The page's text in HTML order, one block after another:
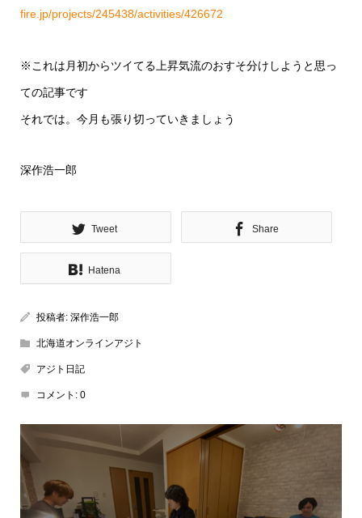
fire.jp/projects/245438/activities/426672
※これは月初からツイてる上昇気流のおすそ分けしようと思っ
ての記事です
それでは。今月も張り切っていきましょう
深作浩一郎
Tweet Share
Hatena
投稿者: 深作浩一郎
北海道オンラインアジト
アジト日記
コメント: 0